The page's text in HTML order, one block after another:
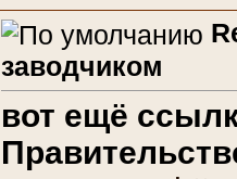
заводчиком
вот ещё